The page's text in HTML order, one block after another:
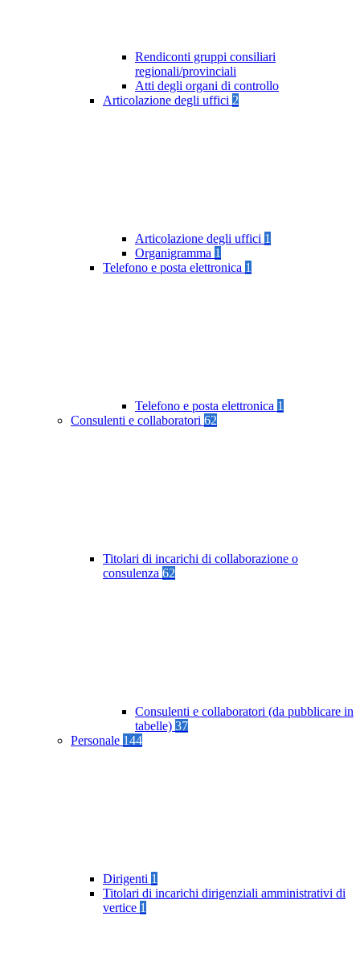
Rendiconti gruppi consiliari
regionali/provinciali
Atti degli organi di controllo
Articolazione degli uffici 2
Articolazione degli uffici 1
Organigramma 1
Telefono e posta elettronica 1
Telefono e posta elettronica 1
Consulenti e collaboratori 62
Titolari di incarichi di collaborazione o
consulenza 62
Consulenti e collaboratori (da pubblicare in
tabelle) 37
Personale 144
Dirigenti 1
Titolari di incarichi dirigenziali amministrativi di
vertice 1